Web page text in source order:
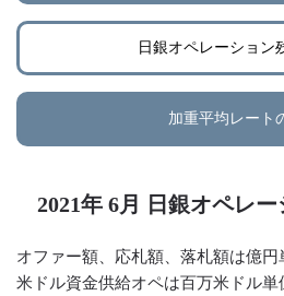
日銀オペレーション
加重平均レート
2021年 6月 日銀オペレ
オファー額、応札額、落札額は億円
米ドル資金供給オペは百万米ドル単